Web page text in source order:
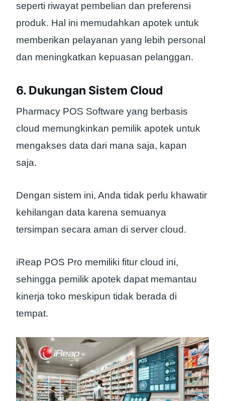
seperti riwayat pembelian dan preferensi
produk. Hal ini memudahkan apotek untuk
memberikan pelayanan yang lebih personal
dan meningkatkan kepuasan pelanggan.
6. Dukungan Sistem Cloud
Pharmacy POS Software yang berbasis
cloud memungkinkan pemilik apotek untuk
mengakses data dari mana saja, kapan
saja.
Dengan sistem ini, Anda tidak perlu khawatir
kehilangan data karena semuanya
tersimpan secara aman di server cloud.
iReap POS Pro memiliki fitur cloud ini,
sehingga pemilik apotek dapat memantau
kinerja toko meskipun tidak berada di
tempat.